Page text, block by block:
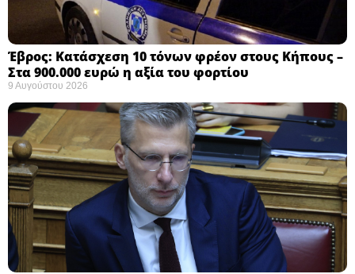
Έβρος: Κατάσχεση 10 τόνων φρέον στους Κήπους –
Στα 900.000 ευρώ η αξία του φορτίου ​
9 Αυγούστου 2026